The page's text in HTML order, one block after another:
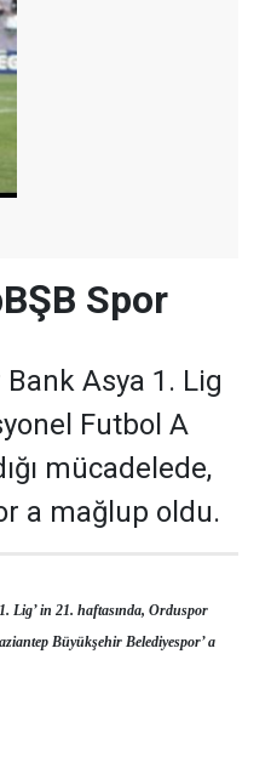
Spor
Asya 1. Lig
Futbol A
mücadelede,
a mağlup oldu.
Lig’ in 21. haftasında, Orduspor
Büyükşehir Belediyespor’ a